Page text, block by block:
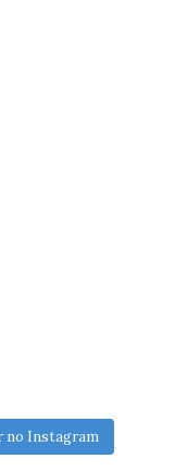
no Instagram